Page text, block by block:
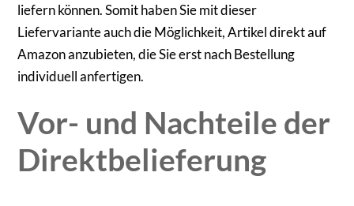
liefern können. Somit haben Sie mit dieser
Liefervariante auch die Möglichkeit, Artikel direkt auf
Amazon anzubieten, die Sie erst nach Bestellung
individuell anfertigen.
Vor- und Nachteile der
Direktbelieferung